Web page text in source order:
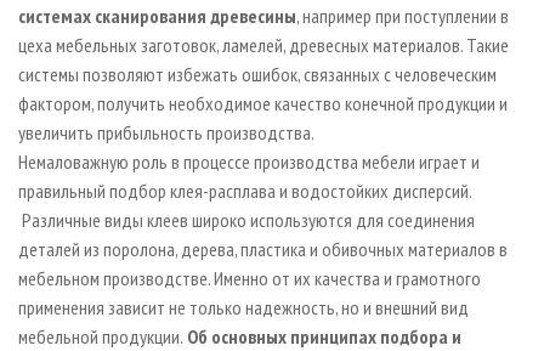
системах сканирования древесины, например при поступлении в
цеха мебельных заготовок, ламелей, древесных материалов. Такие
системы позволяют избежать ошибок, связанных с человеческим
фактором, получить необходимое качество конечной продукции и
увеличить прибыльность производства.
Немаловажную роль в процессе производства мебели играет и
правильный подбор клея-расплава и водостойких дисперсий.
Различные виды клеев широко используются для соединения
деталей из поролона, дерева, пластика и обивочных материалов в
мебельном производстве. Именно от их качества и грамотного
применения зависит не только надежность, но и внешний вид
мебельной продукции. Об основных принципах подбора и